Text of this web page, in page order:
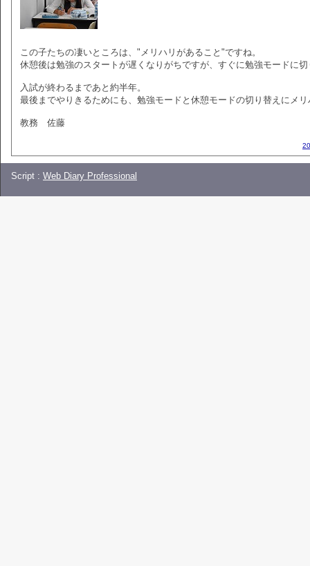
この子たちの凄いところは、"メリハリがあること"ですね。
休憩後は勉強のスタートが遅くなりがちですが、すぐに勉強モードに
入試が終わるまであと約半年。
最後までやりきるためにも、勉強モードと休憩モードの切り替えにメ
教務 佐藤
Script : Web Diary Professional